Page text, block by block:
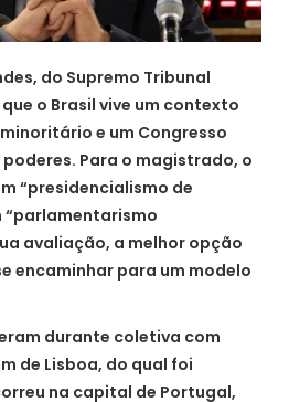
do Supremo Tribunal
o Brasil vive um contexto
e um Congresso
Para o magistrado, o
“presidencialismo de
“parlamentarismo
avaliação, a melhor opção
encaminhar para um modelo
durante coletiva com
de Lisboa, do qual foi
na capital de Portugal,